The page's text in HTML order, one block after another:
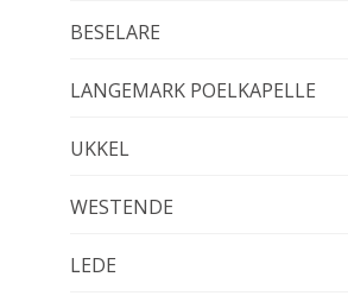
BESELARE
LANGEMARK POELKAPELLE
UKKEL
WESTENDE
LEDE